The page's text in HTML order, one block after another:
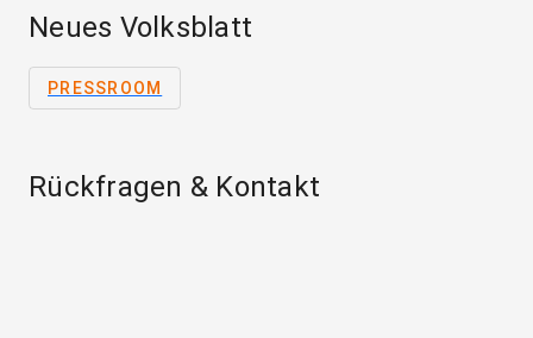
Neues Volksblatt
PRESSROOM
Rückfragen & Kontakt